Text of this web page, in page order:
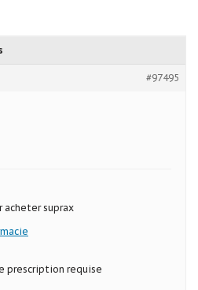
#97495
suprax
prescription requise